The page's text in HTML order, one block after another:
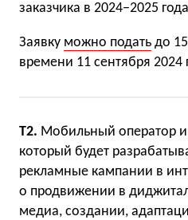
заказчика в 2024−2025
Заявку можно подать до
времени 11 сентября 2024
Т2. Мобильный оператор
который будет
рекламные кампании в
о продвижении в
медиа, создании,